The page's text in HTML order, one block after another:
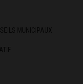
MUNICIPAUX